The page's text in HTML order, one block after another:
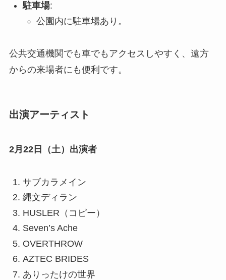
駐車場:
公園内に駐車場あり。
公共交通機関でも車でもアクセスしやすく、遠方
からの来場者にも便利です。
出演アーティスト
2月22日（土）出演者
サブカラメイン
縄文ディラン
HUSLER（コピー）
Seven’s Ache
OVERTHROW
AZTEC BRIDES
ありったけの世界